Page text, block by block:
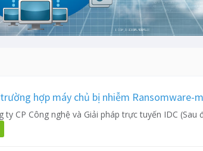
hợp máy chủ bị nhiễm Ransomware-
ty CP Công nghệ và Giải pháp trực tuyến IDC